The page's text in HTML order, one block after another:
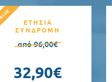
ΕΤΗΣΙΑ
ΣΥΝΔΡΟΜΗ
από 96,00€
32,90€